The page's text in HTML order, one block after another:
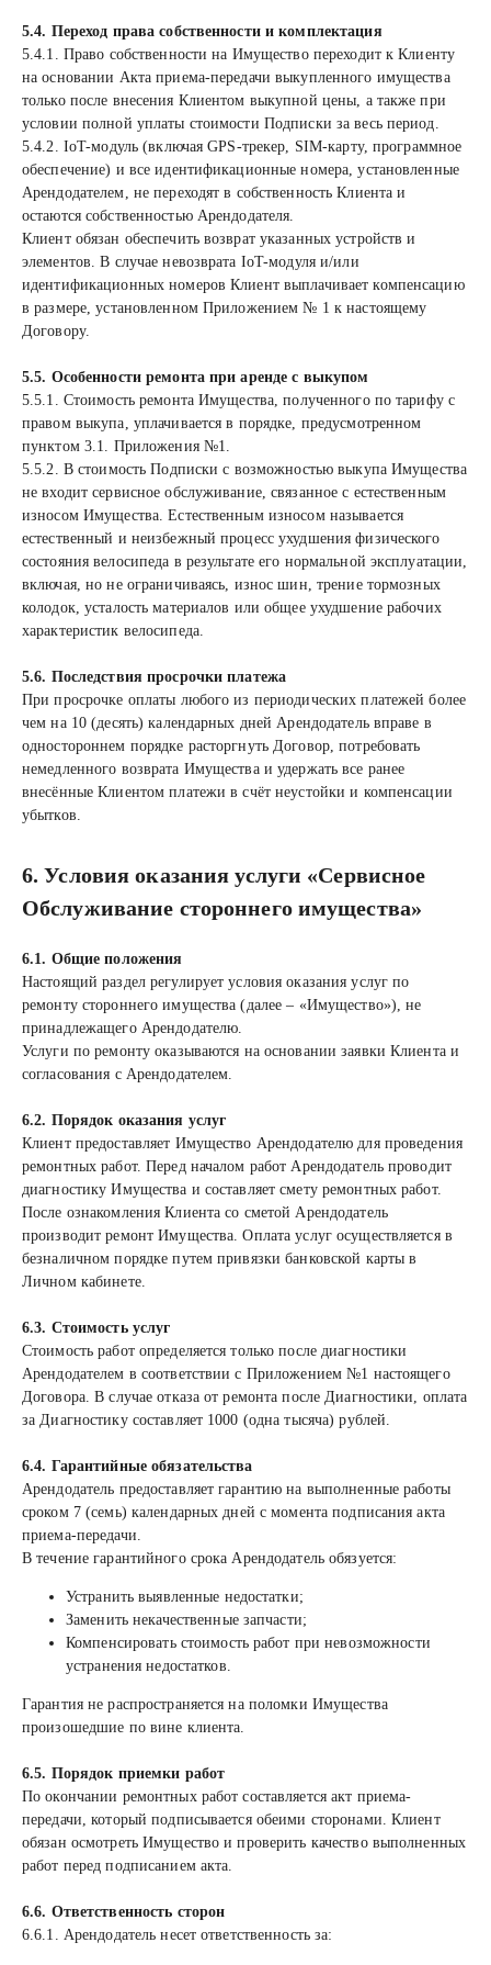
5.4. Переход права собственности и комплектация
5.4.1. Право собственности на Имущество переходит к Клиенту
на основании Акта приема-передачи выкупленного имущества
только после внесения Клиентом выкупной цены, а также при
условии полной уплаты стоимости Подписки за весь период.
5.4.2. IoT-модуль (включая GPS-трекер, SIM-карту, программное
обеспечение) и все идентификационные номера, установленные
Арендодателем, не переходят в собственность Клиента и
остаются собственностью Арендодателя.
Клиент обязан обеспечить возврат указанных устройств и
элементов. В случае невозврата IoT-модуля и/или
идентификационных номеров Клиент выплачивает компенсацию
в размере, установленном Приложением № 1 к настоящему
Договору.
5.5. Особенности ремонта при аренде с выкупом
5.5.1. Стоимость ремонта Имущества, полученного по тарифу с
правом выкупа, уплачивается в порядке, предусмотренном
пунктом 3.1. Приложения №1.
5.5.2. В стоимость Подписки с возможностью выкупа Имущества
не входит сервисное обслуживание, связанное с естественным
износом Имущества. Естественным износом называется
естественный и неизбежный процесс ухудшения физического
состояния велосипеда в результате его нормальной эксплуатации,
включая, но не ограничиваясь, износ шин, трение тормозных
колодок, усталость материалов или общее ухудшение рабочих
характеристик велосипеда.
5.6. Последствия просрочки платежа
При просрочке оплаты любого из периодических платежей более
чем на 10 (десять) календарных дней Арендодатель вправе в
одностороннем порядке расторгнуть Договор, потребовать
немедленного возврата Имущества и удержать все ранее
внесённые Клиентом платежи в счёт неустойки и компенсации
убытков.
6. Условия оказания услуги «Сервисное
Обслуживание стороннего имущества»
6.1. Общие положения
Настоящий раздел регулирует условия оказания услуг по
ремонту стороннего имущества (далее – «Имущество»), не
принадлежащего Арендодателю.
Услуги по ремонту оказываются на основании заявки Клиента и
согласования с Арендодателем.
6.2. Порядок оказания услуг
Клиент предоставляет Имущество Арендодателю для проведения
ремонтных работ. Перед началом работ Арендодатель проводит
диагностику Имущества и составляет смету ремонтных работ.
После ознакомления Клиента со сметой Арендодатель
производит ремонт Имущества. Оплата услуг осуществляется в
безналичном порядке путем привязки банковской карты в
Личном кабинете.
6.3. Стоимость услуг
Стоимость работ определяется только после диагностики
Арендодателем в соответствии с Приложением №1 настоящего
Договора. В случае отказа от ремонта после Диагностики, оплата
за Диагностику составляет 1000 (одна тысяча) рублей.
6.4. Гарантийные обязательства
Арендодатель предоставляет гарантию на выполненные работы
сроком 7 (семь) календарных дней с момента подписания акта
приема-передачи.
В течение гарантийного срока Арендодатель обязуется:
Устранить выявленные недостатки;
Заменить некачественные запчасти;
Компенсировать стоимость работ при невозможности
устранения недостатков.
Гарантия не распространяется на поломки Имущества
произошедшие по вине клиента.
6.5. Порядок приемки работ
По окончании ремонтных работ составляется акт приема-
передачи, который подписывается обеими сторонами. Клиент
обязан осмотреть Имущество и проверить качество выполненных
работ перед подписанием акта.
6.6. Ответственность сторон
6.6.1. Арендодатель несет ответственность за: